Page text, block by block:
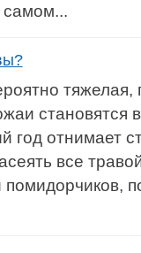
самом...
тяжелая,
становятся
отнимает
все